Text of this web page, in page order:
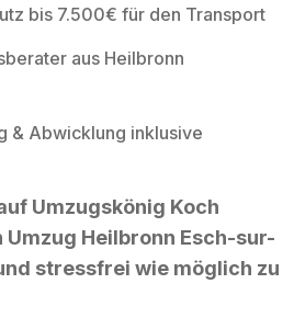
bis 7.500€ für den Transport
aus Heilbronn
& Abwicklung inklusive
Umzugskönig Koch
Umzug Heilbronn Esch-sur-
stressfrei wie möglich zu